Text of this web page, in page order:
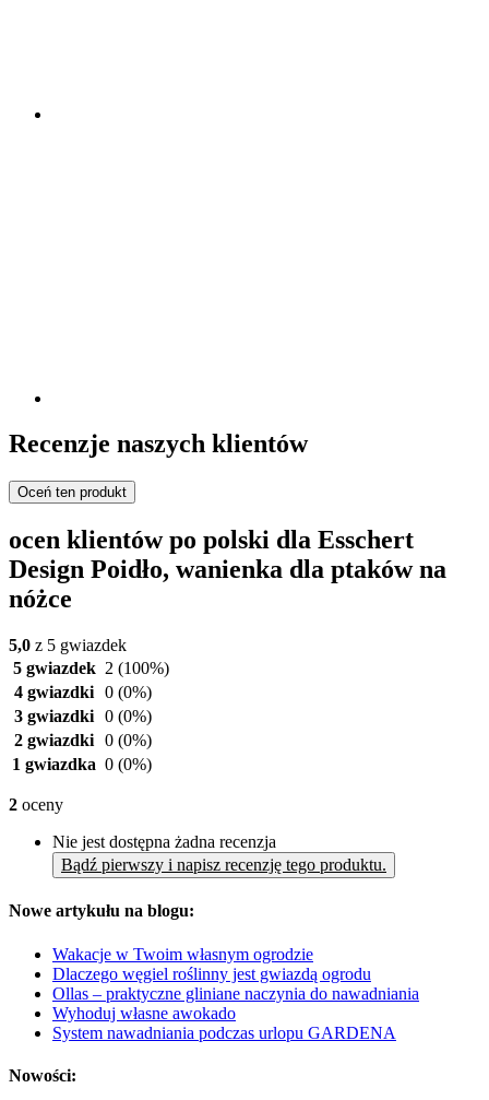
Recenzje naszych klientów
Oceń ten produkt
ocen klientów po polski dla Esschert
Design Poidło, wanienka dla ptaków na
nóżce
5,0 z 5 gwiazdek
5 gwiazdek 2 (100%)
4 gwiazdki 0 (0%)
3 gwiazdki 0 (0%)
2 gwiazdki 0 (0%)
1 gwiazdka 0 (0%)
2 oceny
Nie jest dostępna żadna recenzja
Bądź pierwszy i napisz recenzję tego produktu.
Nowe artykułu na blogu:
Wakacje w Twoim własnym ogrodzie
Dlaczego węgiel roślinny jest gwiazdą ogrodu
Ollas – praktyczne gliniane naczynia do nawadniania
Wyhoduj własne awokado
System nawadniania podczas urlopu GARDENA
Nowości: